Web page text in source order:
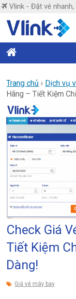
Skip
content
Vlink - Đặt vé
Vlink
nhanh,
đồng
hành
tận
Trang chủ › Dịch vụ
Hãng – Tiết Kiệm
Check Giá
Tiết Kiệm
Dàng!
Giá vé máy bay